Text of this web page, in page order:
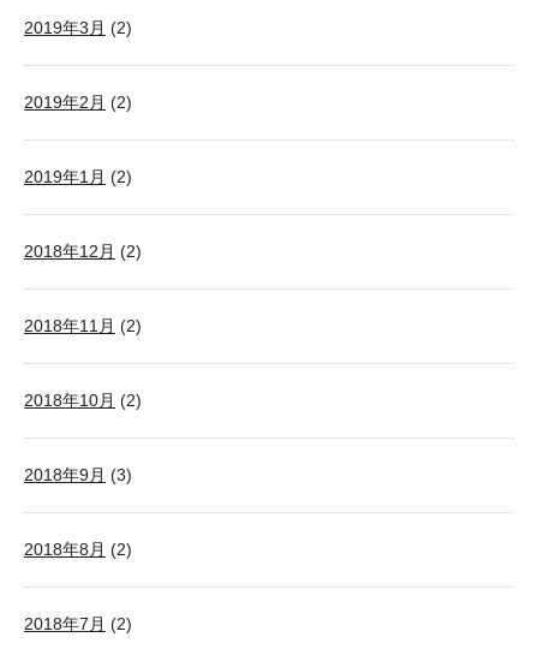
2019年3月 (2)
2019年2月 (2)
2019年1月 (2)
2018年12月 (2)
2018年11月 (2)
2018年10月 (2)
2018年9月 (3)
2018年8月 (2)
2018年7月 (2)